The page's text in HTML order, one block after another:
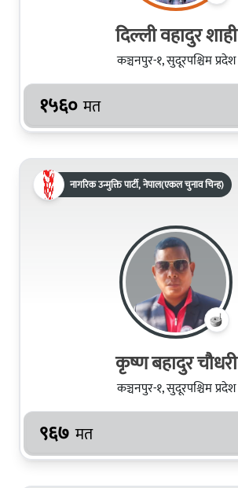
दिल्ली वहादुर शाही
कञ्चनपुर-१, सुदूरपश्चिम प्रदेश
१५६० मत
नागरिक उन्मुक्ति पार्टी, नेपाल(एकल चुनाव चिन्ह)
कृष्ण बहादुर चौधरी
कञ्चनपुर-१, सुदूरपश्चिम प्रदेश
९६७ मत